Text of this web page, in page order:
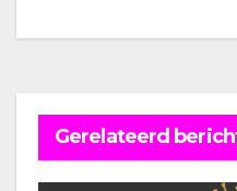
Gerelateerd